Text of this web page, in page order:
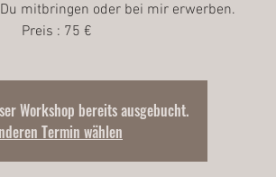
mitbringen oder bei mir erwerben.
Preis : 75 €
Workshop bereits ausgebucht.
Termin wählen